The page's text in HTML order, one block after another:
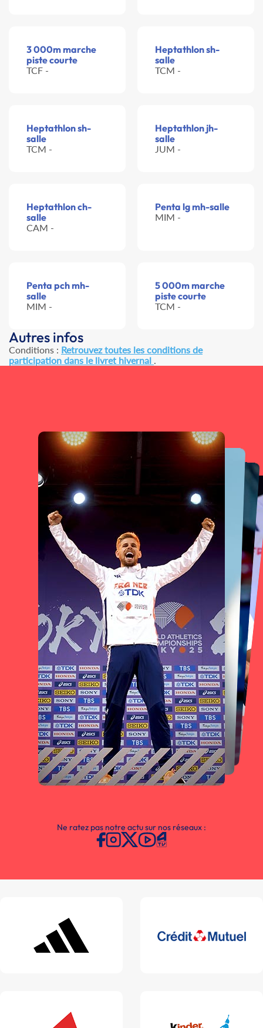
3 000m marche
piste courte
TCF -
Heptathlon sh-
salle
TCM -
Heptathlon sh-
salle
TCM -
Heptathlon jh-
salle
JUM -
Heptathlon ch-
salle
CAM -
Penta lg mh-salle
MIM -
Penta pch mh-
salle
MIM -
5 000m marche
piste courte
TCM -
Autres infos
Conditions : Retrouvez toutes les conditions de
participation dans le livret hivernal .
Ne ratez pas notre actu sur nos réseaux :